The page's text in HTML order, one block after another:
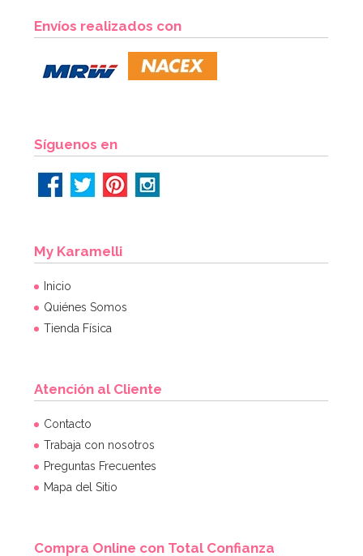
2,50€
Envíos realizados con
Síguenos en
My Karamelli
Inicio
Quiénes Somos
Tienda Física
Atención al Cliente
Contacto
Trabaja con nosotros
Preguntas Frecuentes
Mapa del Sitio
Compra Online con Total Confianza